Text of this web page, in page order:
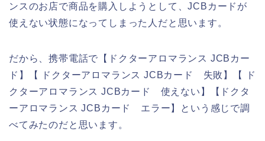
ンスのお店で商品を購入しようとして、JCBカードが
使えない状態になってしまった人だと思います。
だから、携帯電話で【ドクターアロマランス JCBカー
ド】【 ドクターアロマランス JCBカード 失敗】【 ド
クターアロマランス JCBカード 使えない】【ドクタ
ーアロマランス JCBカード エラー】という感じで調
べてみたのだと思います。